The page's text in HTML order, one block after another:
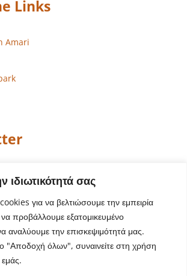
ιδιωτικότητά σας
για να βελτιώσουμε την εμπειρία
προβάλλουμε εξατομικευμένο
αναλύουμε την επισκεψιμότητά μας.
"Αποδοχή όλων", συναινείτε στη χρήση
Links
Amari